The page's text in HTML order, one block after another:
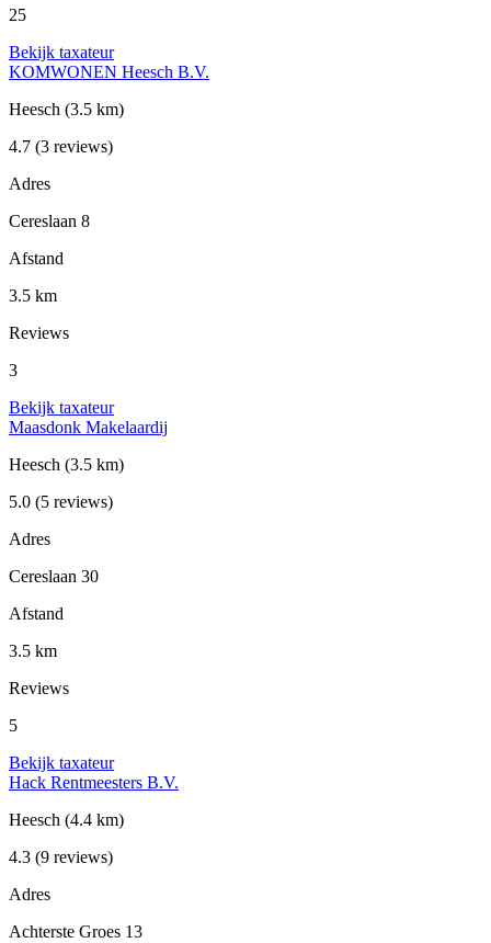
25
Bekijk taxateur
KOMWONEN Heesch B.V.
Heesch (3.5 km)
4.7 (3 reviews)
Adres
Cereslaan 8
Afstand
3.5 km
Reviews
3
Bekijk taxateur
Maasdonk Makelaardij
Heesch (3.5 km)
5.0 (5 reviews)
Adres
Cereslaan 30
Afstand
3.5 km
Reviews
5
Bekijk taxateur
Hack Rentmeesters B.V.
Heesch (4.4 km)
4.3 (9 reviews)
Adres
Achterste Groes 13